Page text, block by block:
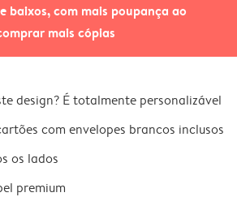
baixos, com mais poupança ao
mais cópias
design? É totalmente personalizável
com envelopes brancos inclusos
os lados
premium